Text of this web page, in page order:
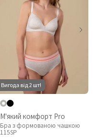
Вигода від 2 шт!
М'який комфорт Pro
Бра з формованою чашкою
115SP